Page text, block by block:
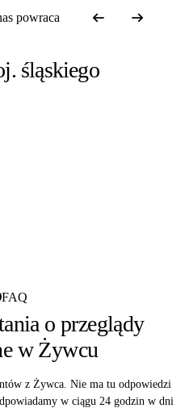
powraca
śląskiego
FAQ
o przeglądy
w Żywcu
z Żywca. Nie ma tu odpowiedzi
w ciągu 24 godzin w dni